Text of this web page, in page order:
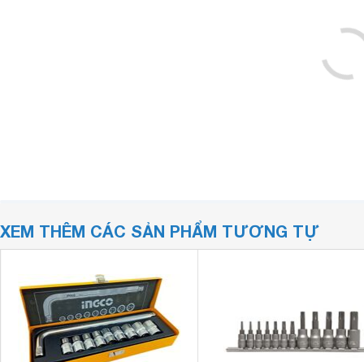
XEM THÊM CÁC SẢN PHẨM TƯƠNG TỰ